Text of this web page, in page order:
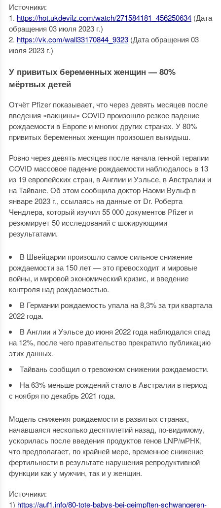
Источники:
1. https://hot.ukdevilz.com/watch/271584181_456250634(Дата
обращения 03 июля 2023 г.)
2. https://vk.com/wall33170844_9323(Дата обращения 03
июля 2023 г.)
У привитых беременных женщин — 80%
мёртвых детей
Отчёт Pfizer показывает, что через девять месяцев после
введения «вакцины» COVID произошло резкое падение
рождаемости в Европе и многих других странах. У 80%
привитых беременных женщин произошел выкидыш.
Ровно через девять месяцев после начала генной терапии
COVID массовое падение рождаемости наблюдалось в 13
из 19 европейских стран, в Англии и Уэльсе, в Австралии и
на Тайване. Об этом сообщила доктор Наоми Вульф в
январе 2023 г., ссылаясь на данные от Dr. Роберта
Чендлера, который изучил 55 000 документов Pfizer и
резюмирует 50 исследований с шокирующими
результатами.
В Швейцарии произошло самое сильное снижение
рождаемости за 150 лет — это превосходит и мировые
войны, и мировой экономический кризис, и введение
контроля над рождаемостью.
В Германии рождаемость упала на 8,3% за три квартала
2022 года.
В Англии и Уэльсе до июня 2022 года наблюдался спад
на 12%, после чего правительство прекратило публикацию
этих данных.
Тайвань сообщил о тревожном снижении рождаемости.
На 63% меньше рождений стало в Австралии в период
с ноября по декабрь 2021 года.
Модель снижения рождаемости в развитых странах,
начавшаяся несколько десятилетий назад, по-видимому,
ускорилась после введения продуктов генов LNP/мРНК,
что предполагает, по крайней мере, временное снижение
фертильности в результате нарушения репродуктивной
функции как у мужчин, так и у женщин.
Источники:
1) https://auf1.info/80-tote-babys-bei-geimpften-schwangeren-